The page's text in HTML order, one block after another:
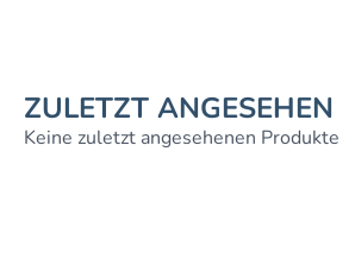
ZULETZT ANGESEHEN
Keine zuletzt angesehenen Produkte